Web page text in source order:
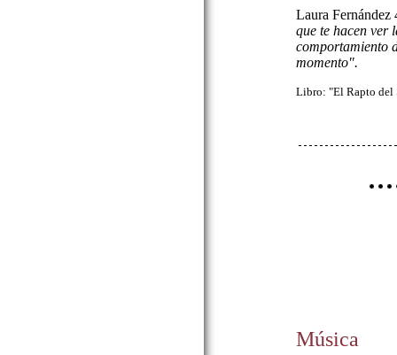
Laura Fernández
que te hacen ver
comportamiento
momento".
Libro: "El Rapto del
Música